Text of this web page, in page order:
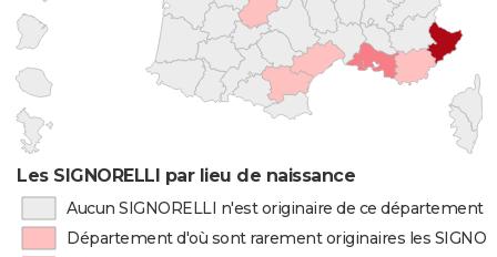
Les SIGNORELLI par lieu de naissance
Aucun SIGNORELLI n'est originaire de ce département
Département d'où sont rarement originaires les